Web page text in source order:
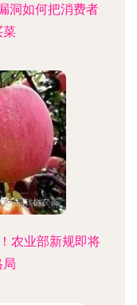
洞如何把消费者
菜
农业部新规即将